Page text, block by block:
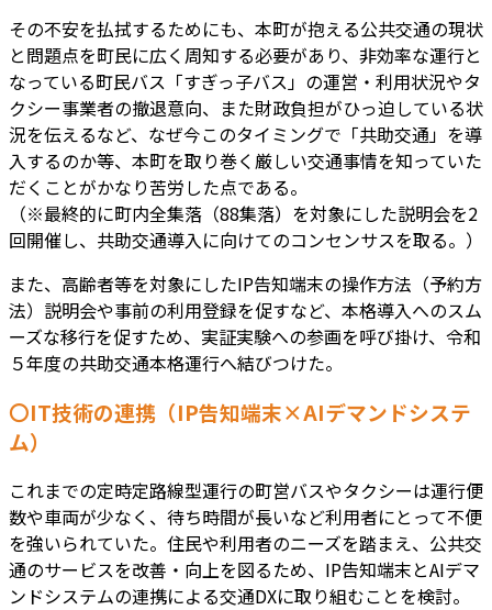
その不安を払拭するためにも、本町が抱える公共交通の現状
と問題点を町民に広く周知する必要があり、非効率な運行と
なっている町民バス「すぎっ子バス」の運営・利用状況やタ
クシー事業者の撤退意向、また財政負担がひっ迫している状
況を伝えるなど、なぜ今このタイミングで「共助交通」を導
入するのか等、本町を取り巻く厳しい交通事情を知っていた
だくことがかなり苦労した点である。
（※最終的に町内全集落（88集落）を対象にした説明会を2
回開催し、共助交通導入に向けてのコンセンサスを取る。）
また、高齢者等を対象にしたIP告知端末の操作方法（予約方
法）説明会や事前の利用登録を促すなど、本格導入へのスム
ーズな移行を促すため、実証実験への参画を呼び掛け、令和
５年度の共助交通本格運行へ結びつけた。
〇IT技術の連携（IP告知端末×AIデマンドシステ
ム）
これまでの定時定路線型運行の町営バスやタクシーは運行便
数や車両が少なく、待ち時間が長いなど利用者にとって不便
を強いられていた。住民や利用者のニーズを踏まえ、公共交
通のサービスを改善・向上を図るため、IP告知端末とAIデマ
ンドシステムの連携による交通DXに取り組むことを検討。